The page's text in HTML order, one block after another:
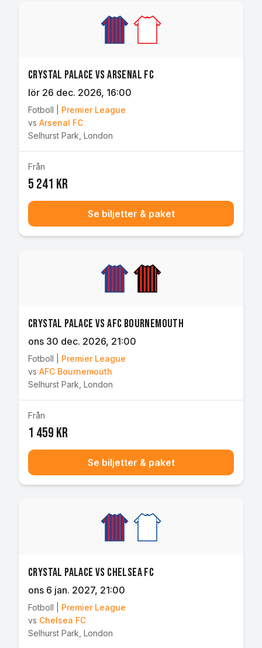
Crystal Palace vs Arsenal FC
lör 26 dec. 2026, 16:00
Fotboll
Premier League
vs Arsenal FC
Selhurst Park London
Från
5 241 kr
Se biljetter & paket
Crystal Palace vs AFC Bournemouth
ons 30 dec. 2026, 21:00
Fotboll
Premier League
vs AFC Bournemouth
Selhurst Park London
Från
1 459 kr
Se biljetter & paket
Crystal Palace vs Chelsea FC
ons 6 jan. 2027, 21:00
Fotboll
Premier League
vs Chelsea FC
Selhurst Park London